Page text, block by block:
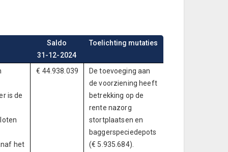
Saldo
31-12-2024
Toelichting mutaties
is de
het
€ 44.938.039
De toevoeging aan
de voorziening heeft
betrekking op de
rente nazorg
stortplaatsen en
baggerspeciedepots
(€ 5.935.684).